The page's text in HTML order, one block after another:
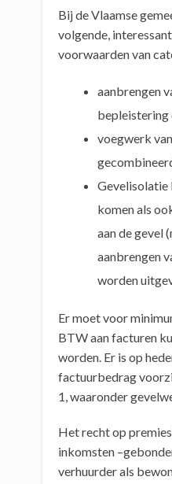
Bij de Vlaamse
volgende,
voorwaarden van
aanbrengen
bepleistering
voegwerk
Gevelisolatie
komen als
aan de gevel
aanbrengen
worden
Er moet voor
BTW aan facturen
worden. Er is op
factuurbedrag
1, waaronder
Het recht op
inkomsten
verhuurder als